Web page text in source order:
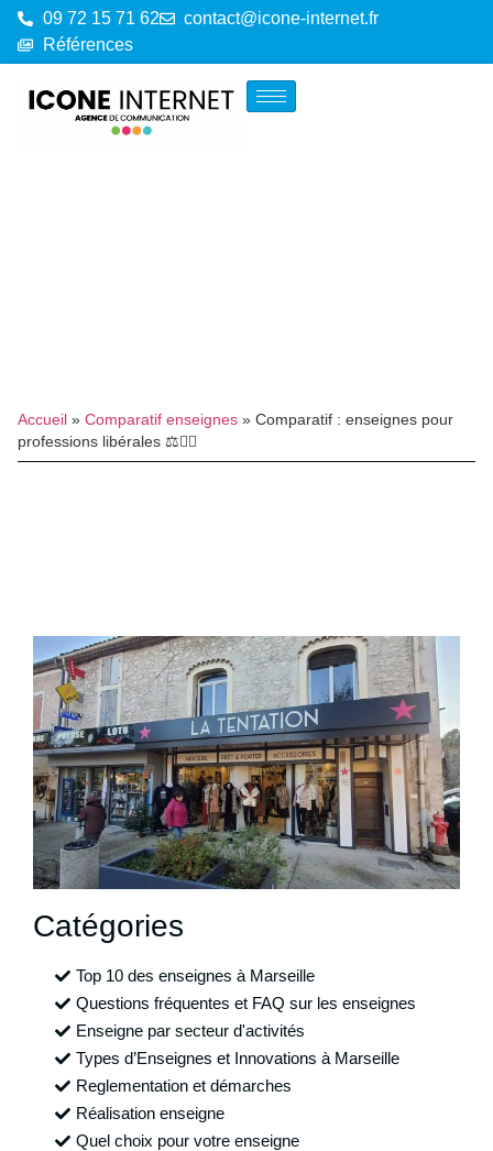
09 72 15 71 62
contact@icone-internet.fr
Références
Accueil » Comparatif enseignes » Comparatif : enseignes pour
professions libérales ⚖️👨‍⚕️
Catégories
Top 10 des enseignes à Marseille
Questions fréquentes et FAQ sur les enseignes
Enseigne par secteur d'activités
Types d’Enseignes et Innovations à Marseille
Reglementation et démarches
Réalisation enseigne
Quel choix pour votre enseigne